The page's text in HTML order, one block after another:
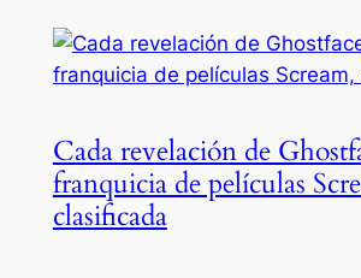
Cada revelación de
franquicia de películas
clasificada